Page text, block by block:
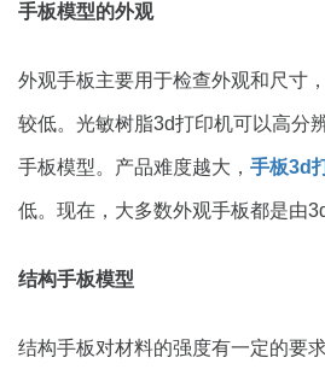
手板模型的外观
外观手板主要用于检查外观和尺寸
较低。光敏树脂3d打印机可以高分
手板模型。产品难度越大， 手板3d
低。现在，大多数外观手板都是由
结构手板模型
结构手板对材料的强度有一定的要